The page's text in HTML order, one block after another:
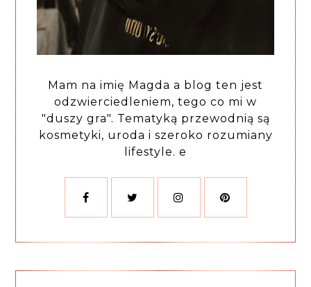
Mam na imię Magda a blog ten jest
odzwierciedleniem, tego co mi w
"duszy gra". Tematyką przewodnią są
kosmetyki, uroda i szeroko rozumiany
lifestyle. e